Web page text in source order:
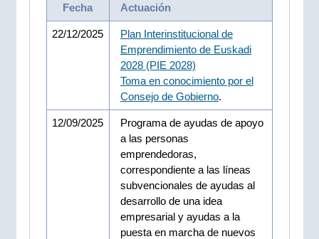
Fecha Actuación
22/12/2025
Plan Interinstitucional de
Emprendimiento de Euskadi
2028 (PIE 2028)
Toma en conocimiento por el
Consejo de Gobierno.
12/09/2025
Programa de ayudas de apoyo
a las personas
emprendedoras,
correspondiente a las líneas
subvencionales de ayudas al
desarrollo de una idea
empresarial y ayudas a la
puesta en marcha de nuevos